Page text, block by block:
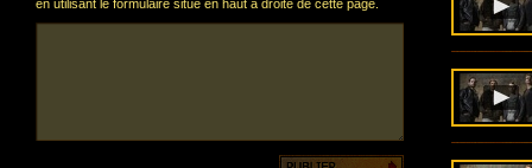
en utilisant le formulaire situé en haut à droite de cette page.